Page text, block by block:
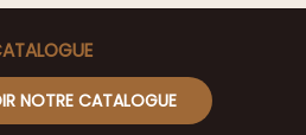
NOTRE CATALOGUE